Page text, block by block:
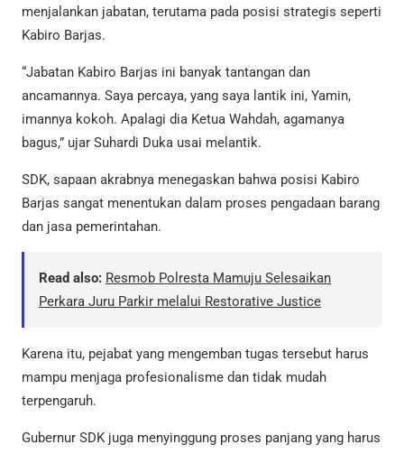
menjalankan jabatan, terutama pada posisi strategis seperti
Kabiro Barjas.
“Jabatan Kabiro Barjas ini banyak tantangan dan
ancamannya. Saya percaya, yang saya lantik ini, Yamin,
imannya kokoh. Apalagi dia Ketua Wahdah, agamanya
bagus,” ujar Suhardi Duka usai melantik.
SDK, sapaan akrabnya menegaskan bahwa posisi Kabiro
Barjas sangat menentukan dalam proses pengadaan barang
dan jasa pemerintahan.
Read also: Resmob Polresta Mamuju Selesaikan
Perkara Juru Parkir melalui Restorative Justice
Karena itu, pejabat yang mengemban tugas tersebut harus
mampu menjaga profesionalisme dan tidak mudah
terpengaruh.
Gubernur SDK juga menyinggung proses panjang yang harus